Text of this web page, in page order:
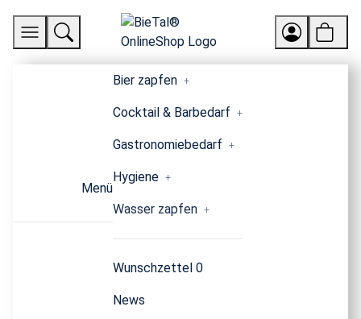
Menü
Bier zapfen
Cocktail & Barbedarf
Gastronomiebedarf
Hygiene
Wasser zapfen
Wunschzettel 0
News